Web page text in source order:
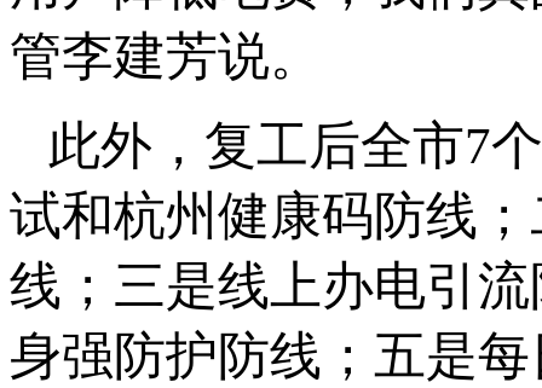
管李建芳说。
此外，复工后全市7
试和杭州健康码防线
线；三是线上办电引
身强防护防线；五是